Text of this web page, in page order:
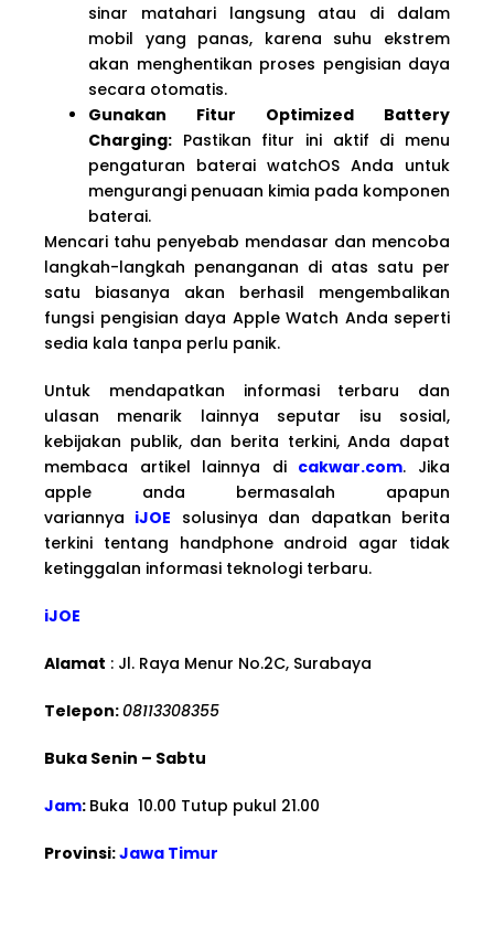
sinar matahari langsung atau di dalam
mobil yang panas, karena suhu ekstrem
akan menghentikan proses pengisian daya
secara otomatis.
Gunakan Fitur Optimized Battery
Charging: Pastikan fitur ini aktif di menu
pengaturan baterai watchOS Anda untuk
mengurangi penuaan kimia pada komponen
baterai.
Mencari tahu penyebab mendasar dan mencoba
langkah-langkah penanganan di atas satu per
satu biasanya akan berhasil mengembalikan
fungsi pengisian daya Apple Watch Anda seperti
sedia kala tanpa perlu panik.
Untuk mendapatkan informasi terbaru dan
ulasan menarik lainnya seputar isu sosial,
kebijakan publik, dan berita terkini, Anda dapat
membaca artikel lainnya di cakwar.com. Jika
apple anda bermasalah apapun
variannya iJOE solusinya dan dapatkan berita
terkini tentang handphone android agar tidak
ketinggalan informasi teknologi terbaru.
iJOE
Alamat : Jl. Raya Menur No.2C, Surabaya
Telepon:08113308355
Buka Senin – Sabtu
Jam: Buka 10.00 Tutup pukul 21.00
Provinsi:Jawa Timur